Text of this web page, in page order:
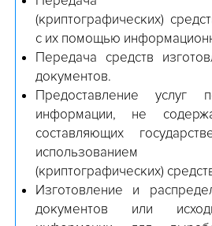
(криптографических)
с их помощью
Передача средств
документов.
Предоставление услуг
информации, не
составляющих
использованием
(криптографических)
Изготовление и
документов или